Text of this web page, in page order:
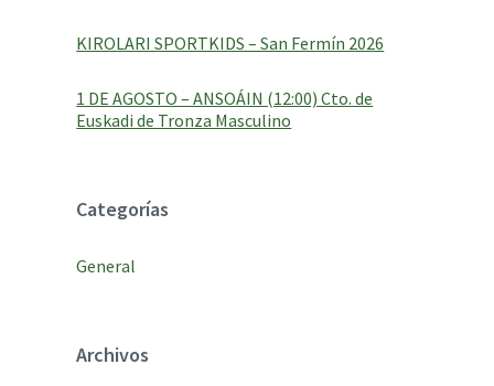
KIROLARI SPORTKIDS – San Fermín 2026
1 DE AGOSTO – ANSOÁIN (12:00) Cto. de
Euskadi de Tronza Masculino
Categorías
General
Archivos